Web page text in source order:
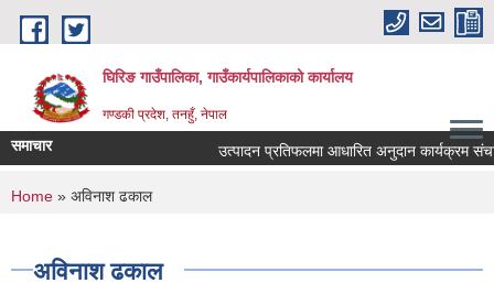
Skip to main content
घिरिङ गाउँपालिका, गाउँकार्यपालिकाको कार्यालय
गण्डकी प्रदेश, तनहुँ, नेपाल
समाचार उत्पादन प्रतिफलमा आधारित अनुदान कार्यक्रम
You are here
Home » अविनाश ढकाल
अविनाश ढकाल